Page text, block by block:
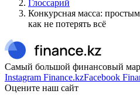
Глоссарий
Конкурсная масса:
как не потерять всё
Самый большой финансовый
Instagram Finance.kzFacebook
Оцените наш сайт